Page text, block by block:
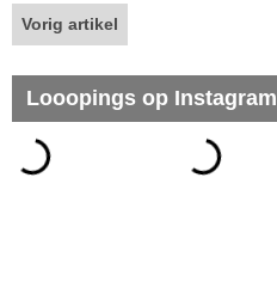
Vorig artikel
Looopings op Instagram